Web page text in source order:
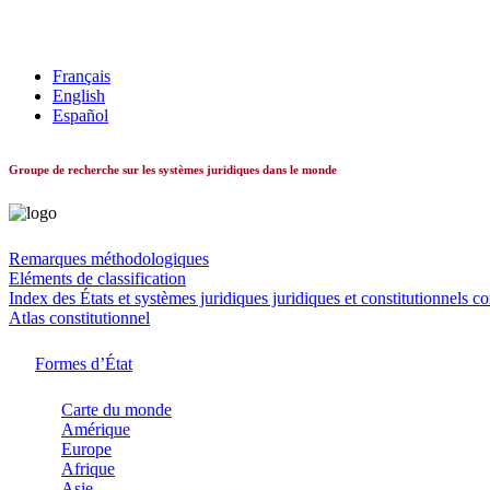
Français
English
Español
Groupe de recherche sur les systèmes juridiques dans le monde
Remarques méthodologiques
Eléments de classification
Index des États et systèmes juridiques juridiques et constitutionnels
Atlas constitutionnel
Formes d’État
Carte du monde
Amérique
Europe
Afrique